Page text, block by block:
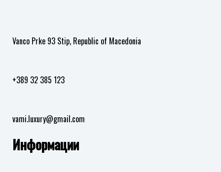
Vanco Prke 93 Stip, Republic of Macedonia
+389 32 385 123
vami.luxury@gmail.com
Информации